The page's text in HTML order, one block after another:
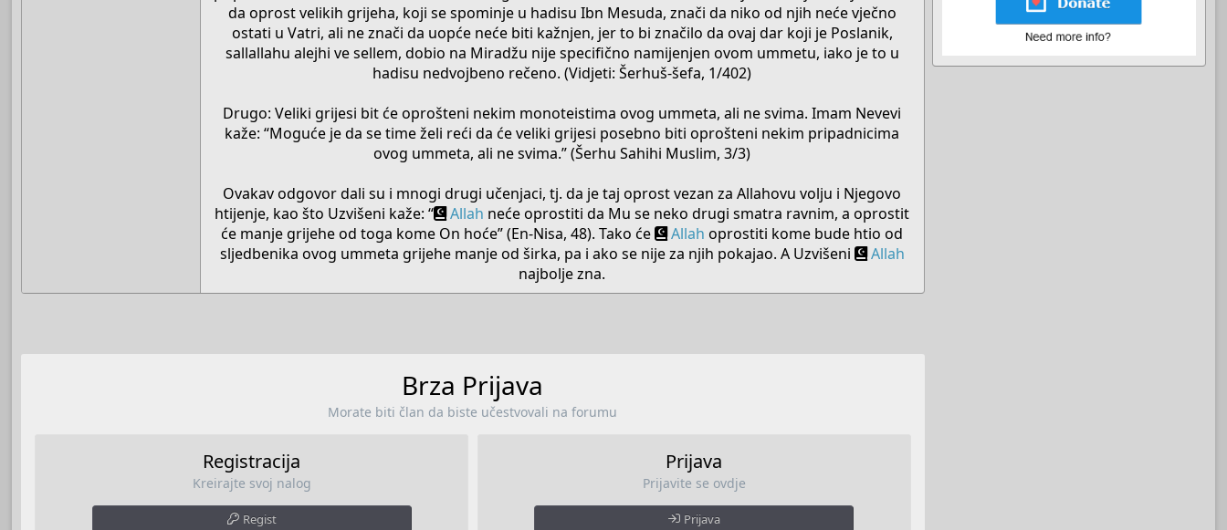
da oprost velikih grijeha, koji se spominje u hadisu Ibn Mesuda, znači da niko od njih neće vječno
ostati u Vatri, ali ne znači da uopće neće biti kažnjen, jer to bi značilo da ovaj dar koji je Poslanik,
sallallahu alejhi ve sellem, dobio na Miradžu nije specifično namijenjen ovom ummetu, iako je to u
hadisu nedvojbeno rečeno. (Vidjeti: Šerhuš-šefa, 1/402)
Drugo: Veliki grijesi bit će oprošteni nekim monoteistima ovog ummeta, ali ne svima. Imam Nevevi
kaže: “Moguće je da se time želi reći da će veliki grijesi posebno biti oprošteni nekim pripadnicima
ovog ummeta, ali ne svima.” (Šerhu Sahihi Muslim, 3/3)
Ovakav odgovor dali su i mnogi drugi učenjaci, tj. da je taj oprost vezan za Allahovu volju i Njegovo
htijenje, kao što Uzvišeni kaže: “
Allah neće oprostiti da Mu se neko drugi smatra ravnim, a oprostit
će manje grijehe od toga kome On hoće” (En-Nisa, 48). Tako će
Allah oprostiti kome bude htio od
sljedbenika ovog ummeta grijehe manje od širka, pa i ako se nije za njih pokajao. A Uzvišeni
Allah
najbolje zna.​
Brza Prijava
Morate biti član da biste učestvovali na forumu
Registracija
Kreirajte svoj nalog
Regist
Prijava
Prijavite se ovdje
Prijava